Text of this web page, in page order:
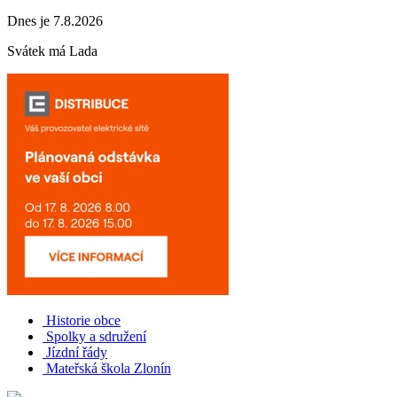
Dnes je 7.8.2026
Svátek má Lada
Historie obce
Spolky a sdružení
Jízdní řády
Mateřská škola Zlonín